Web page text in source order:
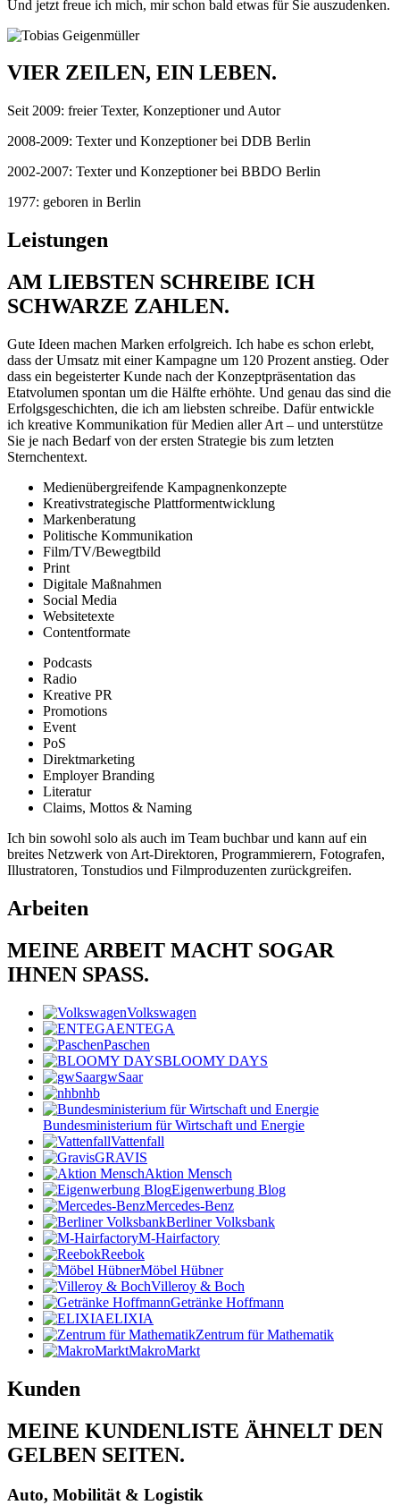
Und jetzt freue ich mich, mir schon bald etwas für Sie auszudenken.
VIER ZEILEN, EIN LEBEN.
Seit 2009: freier Texter, Konzeptioner und Autor
2008-2009: Texter und Konzeptioner bei DDB Berlin
2002-2007: Texter und Konzeptioner bei BBDO Berlin
1977: geboren in Berlin
Leistungen
AM LIEBSTEN SCHREIBE ICH
SCHWARZE ZAHLEN.
Gute Ideen machen Marken erfolgreich. Ich habe es schon erlebt,
dass der Umsatz mit einer Kampagne um 120 Prozent anstieg. Oder
dass ein begeisterter Kunde nach der Konzeptpräsentation das
Etatvolumen spontan um die Hälfte erhöhte. Und genau das sind die
Erfolgsgeschichten, die ich am liebsten schreibe. Dafür entwickle
ich kreative Kommunikation für Medien aller Art – und unterstütze
Sie je nach Bedarf von der ersten Strategie bis zum letzten
Sternchentext.
Medienübergreifende Kampagnenkonzepte
Kreativstrategische Plattformentwicklung
Markenberatung
Politische Kommunikation
Film/TV/Bewegtbild
Print
Digitale Maßnahmen
Social Media
Websitetexte
Contentformate
Podcasts
Radio
Kreative PR
Promotions
Event
PoS
Direktmarketing
Employer Branding
Literatur
Claims, Mottos & Naming
Ich bin sowohl solo als auch im Team buchbar und kann auf ein
breites Netzwerk von Art-Direktoren, Programmierern, Fotografen,
Illustratoren, Tonstudios und Filmproduzenten zurückgreifen.
Arbeiten
MEINE ARBEIT MACHT SOGAR
IHNEN SPASS.
Volkswagen
ENTEGA
Paschen
BLOOMY DAYS
gwSaar
nhb
Bundesministerium für Wirtschaft und Energie
Vattenfall
GRAVIS
Aktion Mensch
Eigenwerbung Blog
Mercedes-Benz
Berliner Volksbank
M-Hairfactory
Reebok
Möbel Hübner
Villeroy & Boch
Getränke Hoffmann
ELIXIA
Zentrum für Mathematik
MakroMarkt
Kunden
MEINE KUNDENLISTE ÄHNELT DEN
GELBEN SEITEN.
Auto, Mobilität & Logistik